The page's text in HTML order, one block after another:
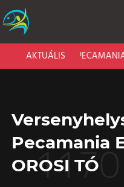
AKTUÁLIS
CARP LAKE - PECAMANIA
Pecamania
OROSI TÓ